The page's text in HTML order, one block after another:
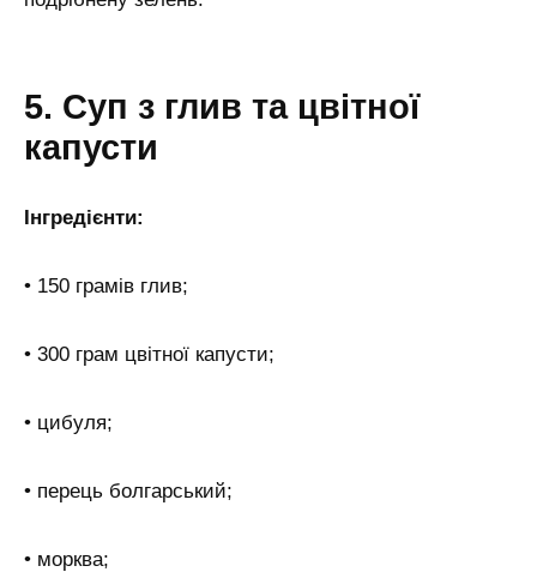
5. Суп з глив та цвітної
капусти
Інгредієнти:
• 150 грамів глив;
• 300 грам цвітної капусти;
• цибуля;
• перець болгарський;
• морква;